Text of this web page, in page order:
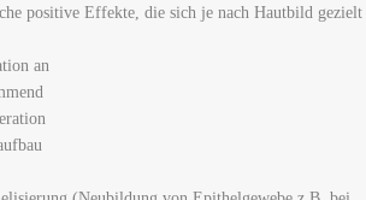
positive Effekte, die sich je nach Hautbild gezielt
an